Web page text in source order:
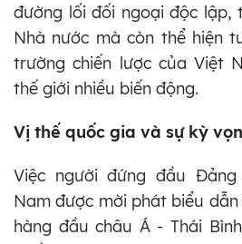
đường lối đối ngoại độc lập,
Nhà nước mà còn thể hiện
trường chiến lược của Việt
thế giới nhiều biến động.
Vị thế quốc gia và sự kỳ
Việc người đứng đầu
Nam được mời phát biểu
hàng đầu châu Á - Thái